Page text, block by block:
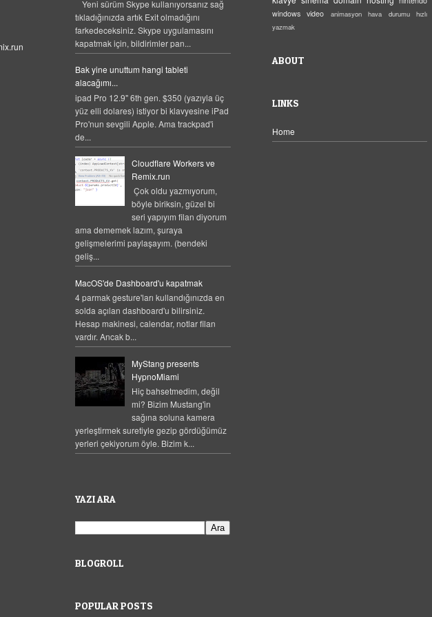
Yeni sürüm Skype kullanıyorsanız sağ
tıkladığınızda artık Exit olmadığını
farkedeceksiniz. Skype uygulamasını
kapatmak için, bildirimler pan...
Bak yine unuttum hangi tableti
alacağımı...
ipad Pro 12.9" 6th gen. $350 (yazıyla üç
yüz elli dolares) istiyor bi klavyesine iPad
Pro'nun sevgili Apple. Ama trackpad'i
de...
Cloudflare Workers ve
Remix.run
Çok oldu yazmıyorum,
böyle biriksin, güzel bi
seri yapıyım filan diyorum
ama dememek lazım, şuraya
gelişmelerimi paylaşayım. (bendeki
geliş...
MacOS'de Dashboard'u kapatmak
4 parmak gesture'ları kullandığınızda en
solda açılan dashboard'u bilirsiniz.
Hesap makinesi, calendar, notlar filan
vardır. Ancak b...
MyStang presents
HypnoMiami
Hiç bahsetmedim, değil
mi? Bizim Mustang'in
sağına soluna kamera
yerleştirmek suretiyle gezip gördüğümüz
yerleri çekiyorum öyle. Bizim k...
YAZI ARA
BLOGROLL
POPULAR POSTS
windows
video animasyon hava durumu
hızlı
yazmak
ABOUT
LINKS
Home